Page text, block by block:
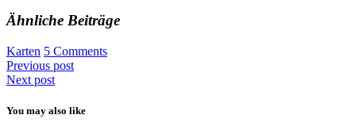
Ähnliche Beiträge
Karten 5 Comments
Previous post
Next post
You may also like